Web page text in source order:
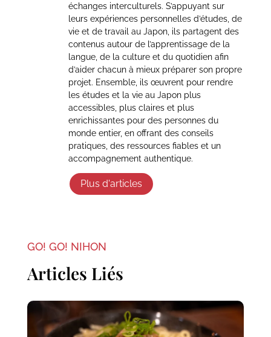
échanges interculturels. S’appuyant sur
leurs expériences personnelles d’études, de
vie et de travail au Japon, ils partagent des
contenus autour de l’apprentissage de la
langue, de la culture et du quotidien afin
d’aider chacun à mieux préparer son propre
projet. Ensemble, ils œuvrent pour rendre
les études et la vie au Japon plus
accessibles, plus claires et plus
enrichissantes pour des personnes du
monde entier, en offrant des conseils
pratiques, des ressources fiables et un
accompagnement authentique.
Plus d'articles
GO! GO! NIHON
Articles Liés